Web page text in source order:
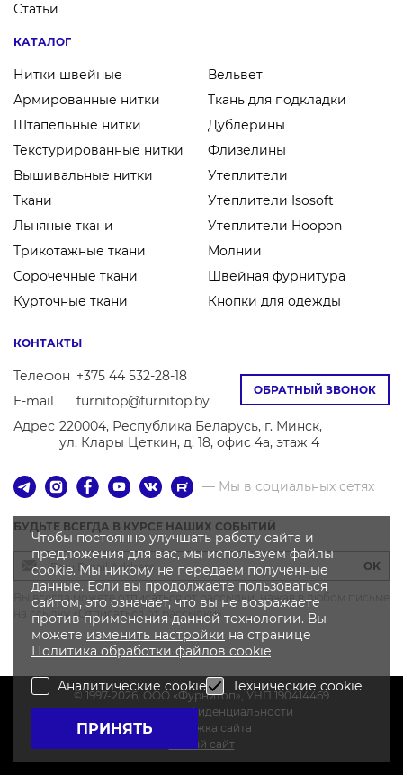
Статьи
КАТАЛОГ
Нитки швейные
Армированные нитки
Штапельные нитки
Текстурированные нитки
Вышивальные нитки
Ткани
Льняные ткани
Трикотажные ткани
Сорочечные ткани
Курточные ткани
Вельвет
Ткань для подкладки
Дублерины
Флизелины
Утеплители
Утеплители Isosoft
Утеплители Hoopon
Молнии
Швейная фурнитура
Кнопки для одежды
ОБРАТНЫЙ ЗВОНОК
КОНТАКТЫ
Телефон +375 44 532-28-18
E-mail
furnitop@furnitop.by
Адрес 220004, Республика Беларусь, г. Минск,
ул. Клары Цеткин, д. 18, офис 4а, этаж 4
— Мы в социальных сетях
БУДЬТЕ ВСЕГДА В КУРСЕ НАШИХ СОБЫТИЙ
OK
Вы всегда можете отписаться от рассылки, нажав в любом письме
на ссылку «Отписаться от рассылки»
© 1997-2026, OOO «Фурнитоп», УНП 190414469
Политика конфиденциальности
Поддержка сайта
Новый сайт
Чтобы постоянно улучшать работу сайта и
предложения для вас, мы используем файлы
cookie. Мы никому не передаем полученные
данные. Если вы продолжаете пользоваться
сайтом, это означает, что вы не возражаете
против применения данной технологии. Вы
можете изменить настройки на странице
Политика обработки файлов cookie
Аналитические cookie Технические cookie
ПРИНЯТЬ